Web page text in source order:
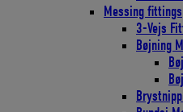
Messing fittings
3-Vejs
Bøjning